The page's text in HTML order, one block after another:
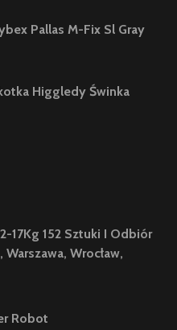
Pallas M-Fix Sl Gray
Higgledy Świnka
17Kg 152 Sztuki I Odbiór
Wrocław,
Robot